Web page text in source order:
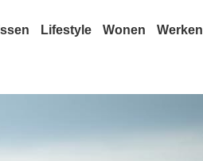
Lifestyle Wonen Werken